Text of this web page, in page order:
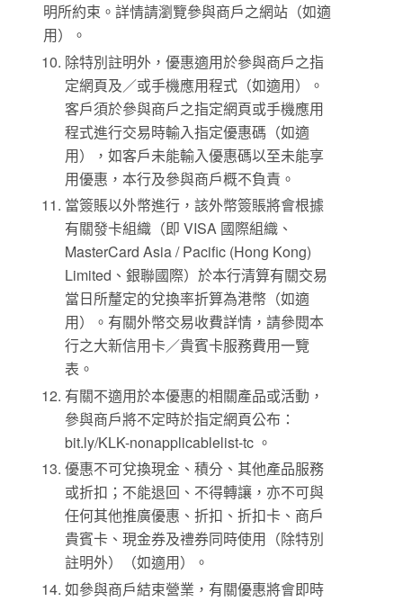
明所約束。詳情請瀏覽參與商戶之網站（如適
用）。
除特別註明外，優惠適用於參與商戶之指
定網頁及／或手機應用程式（如適用）。
客戶須於參與商戶之指定網頁或手機應用
程式進行交易時輸入指定優惠碼（如適
用），如客戶未能輸入優惠碼以至未能享
用優惠，本行及參與商戶概不負責。
當簽賬以外幣進行，該外幣簽賬將會根據
有關發卡組織（即 VISA 國際組織、
MasterCard Asia / Pacific (Hong Kong)
Limited、銀聯國際）於本行清算有關交易
當日所釐定的兌換率折算為港幣（如適
用）。有關外幣交易收費詳情，請參閱本
行之大新信用卡／貴賓卡服務費用一覽
表。
有關不適用於本優惠的相關產品或活動，
參與商戶將不定時於指定網頁公布：
bit.ly/KLK-nonapplicablelist-tc 。
優惠不可兌換現金、積分、其他產品服務
或折扣；不能退回、不得轉讓，亦不可與
任何其他推廣優惠、折扣、折扣卡、商戶
貴賓卡、現金券及禮券同時使用（除特別
註明外）（如適用）。
如參與商戶結束營業，有關優惠將會即時